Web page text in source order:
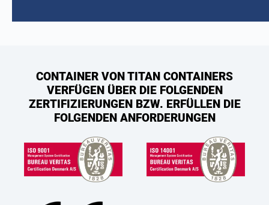
CONTAINER VON TITAN CONTAINERS
VERFÜGEN ÜBER DIE FOLGENDEN
ZERTIFIZIERUNGEN BZW. ERFÜLLEN DIE
FOLGENDEN ANFORDERUNGEN